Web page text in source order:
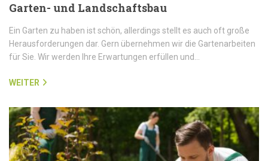
Garten- und Landschaftsbau
Ein Garten zu haben ist schön, allerdings stellt es auch oft große
Herausforderungen dar. Gern übernehmen wir die Gartenarbeiten
für Sie. Wir werden Ihre Erwartungen erfüllen und…
WEITER